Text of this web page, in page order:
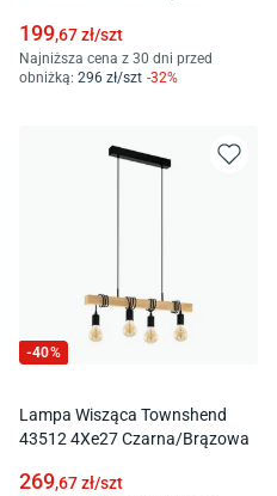
199,67zł/szt
Najniższa cena z 30 dni przed
obniżką: 296 zł/szt -32%
-40%
Lampa Wisząca Townshend
43512 4Xe27 Czarna/Brązowa
269,67zł/szt